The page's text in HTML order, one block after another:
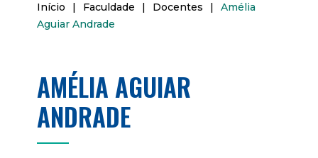
Início | Faculdade | Docentes |
Amélia
Aguiar Andrade
AMÉLIA AGUIAR
ANDRADE